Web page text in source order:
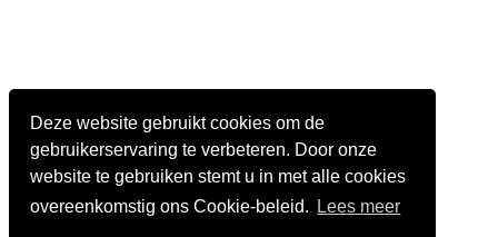
Deze website gebruikt cookies om de
gebruikerservaring te verbeteren. Door onze
website te gebruiken stemt u in met alle cookies
overeenkomstig ons Cookie-beleid.
Lees meer